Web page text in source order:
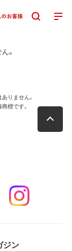
。
りません。
標です。
ジン